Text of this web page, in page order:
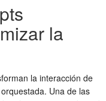
la
la interacción de
Una de las